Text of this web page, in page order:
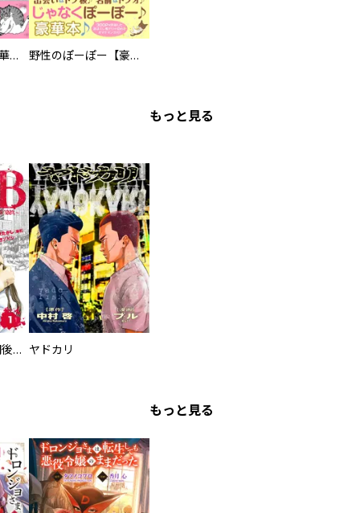
まろまろ日和【豪華版】 野性のぽーぽー【豪華版】
もっと見る
タイプＢ～48時間後、致死率100％～【単話】 ヤドカリ
もっと見る